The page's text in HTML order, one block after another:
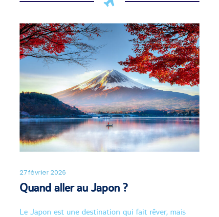
27 février 2026
Quand aller au Japon ?
Le Japon est une destination qui fait rêver, mais